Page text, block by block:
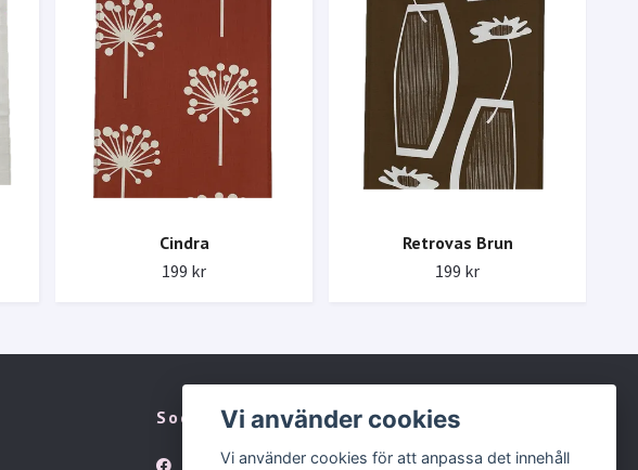
Cindra
199 kr
Retrovas Brun
199 kr
Sociala medier
Facebook
Vi använder cookies
Vi använder cookies för att anpassa det innehåll